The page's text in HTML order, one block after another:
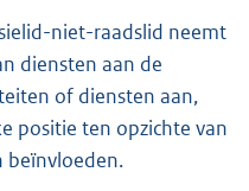
niet-raadslid neemt
diensten aan de
of diensten aan,
positie ten opzichte van
beïnvloeden.